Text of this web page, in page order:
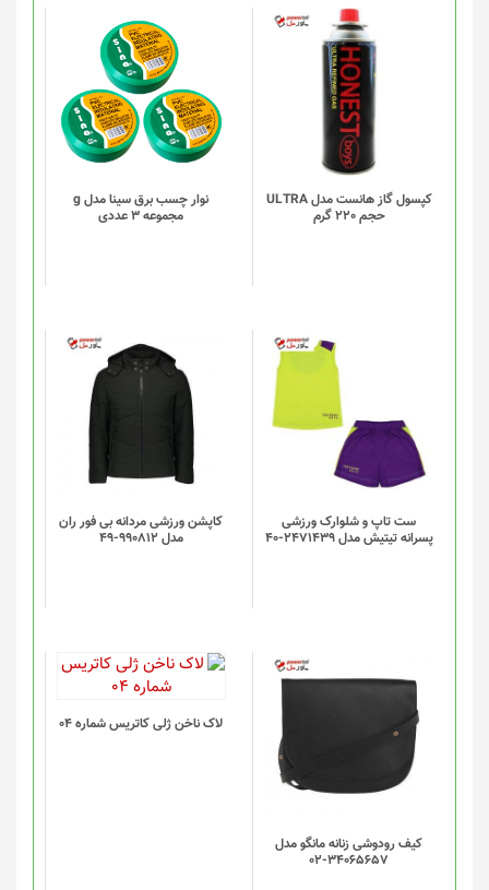
کپسول گاز هانست مدل ULTRA
حجم 220 گرم
نوار چسب برق سینا مدل g
مجموعه 3 عددی
ست تاپ و شلوارک ورزشی
پسرانه تیتیش مدل 2471439-40
کاپشن ورزشی مردانه بی فور ران
مدل 990812-49
کیف رودوشی زنانه مانگو مدل
34065657-02
لاک ناخن ژلی کاتریس شماره 04